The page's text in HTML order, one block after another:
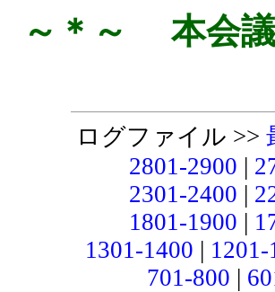
～＊～ 本会
ログファイル >>
2801-2900 |
2301-2400 |
1801-1900 |
1301-1400 | 1201-
701-800 |